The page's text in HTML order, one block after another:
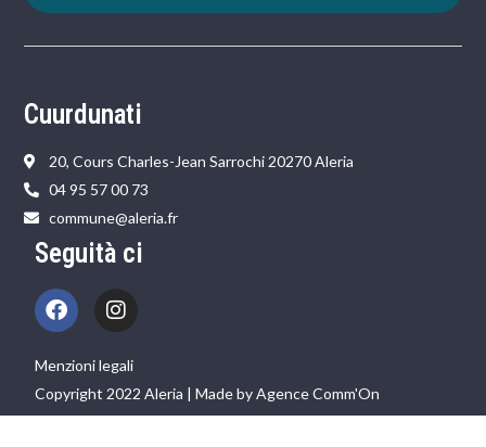
Cuurdunati
20, Cours Charles-Jean Sarrochi 20270 Aleria
04 95 57 00 73
commune@aleria.fr
Seguità ci
Menzioni legali
Copyright 2022 Aleria | Made by Agence Comm'On